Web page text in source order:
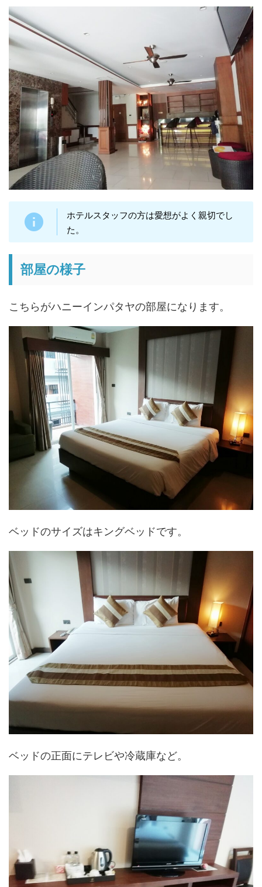
ホテルスタッフの方は愛想がよく親切でし
た。
部屋の様子
こちらがハニーインパタヤの部屋になります。
ベッドのサイズはキングベッドです。
ベッドの正面にテレビや冷蔵庫など。